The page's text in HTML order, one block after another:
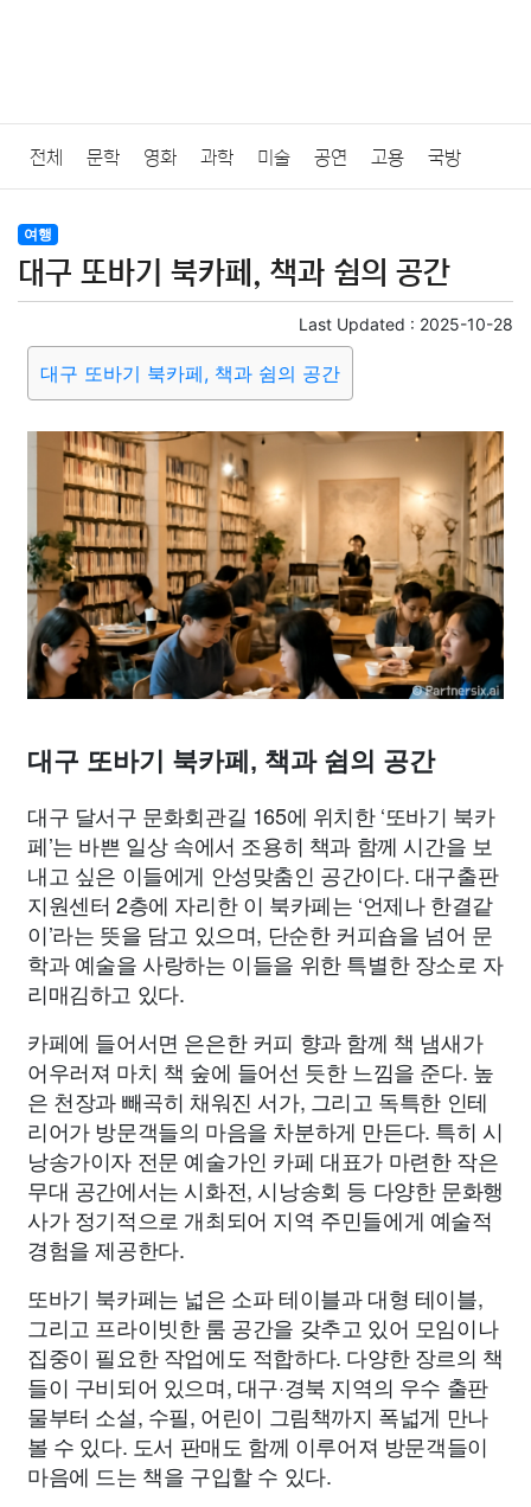
전체 문학 영화 과학 미술 공연 고용 국방
법률
질병 가요 방송 일상 주식 암호화폐 블록체인
결혼 육아 반려동물 패션 미용 증권
대출 자동차 취미 여행 맛집 IT 컴퓨터 기술
종교 사회 정치 건강 의료 의학 마케팅
부동산 외국어 교육 교통 생활 기타
여행
대구 또바기 북카페, 책과 쉼의 공간
Last Updated : 2025-10-28
대구 또바기 북카페, 책과 쉼의 공간
대구 또바기 북카페, 책과 쉼의 공간
대구 달서구 문화회관길 165에 위치한 ‘또바기 북카
페’는 바쁜 일상 속에서 조용히 책과 함께 시간을 보
내고 싶은 이들에게 안성맞춤인 공간이다. 대구출판
지원센터 2층에 자리한 이 북카페는 ‘언제나 한결같
이’라는 뜻을 담고 있으며, 단순한 커피숍을 넘어 문
학과 예술을 사랑하는 이들을 위한 특별한 장소로 자
리매김하고 있다.
카페에 들어서면 은은한 커피 향과 함께 책 냄새가
어우러져 마치 책 숲에 들어선 듯한 느낌을 준다. 높
은 천장과 빼곡히 채워진 서가, 그리고 독특한 인테
리어가 방문객들의 마음을 차분하게 만든다. 특히 시
낭송가이자 전문 예술가인 카페 대표가 마련한 작은
무대 공간에서는 시화전, 시낭송회 등 다양한 문화행
사가 정기적으로 개최되어 지역 주민들에게 예술적
경험을 제공한다.
또바기 북카페는 넓은 소파 테이블과 대형 테이블,
그리고 프라이빗한 룸 공간을 갖추고 있어 모임이나
집중이 필요한 작업에도 적합하다. 다양한 장르의 책
들이 구비되어 있으며, 대구·경북 지역의 우수 출판
물부터 소설, 수필, 어린이 그림책까지 폭넓게 만나
볼 수 있다. 도서 판매도 함께 이루어져 방문객들이
마음에 드는 책을 구입할 수 있다.